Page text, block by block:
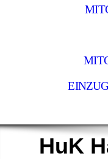
HuK